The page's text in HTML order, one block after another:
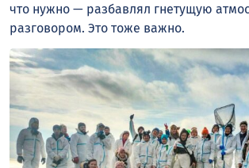
что нужно — разбавлял гнетущую
разговором. Это тоже важно.